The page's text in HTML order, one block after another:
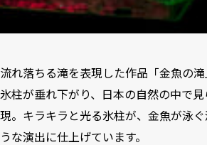
流れ落ちる滝を表現した作品「金魚の
氷柱が垂れ下がり、日本の自然の中で
現。キラキラと光る氷柱が、金魚が泳
うな演出に仕上げています。